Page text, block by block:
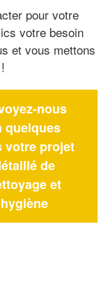
pour votre
votre besoin
et vous mettons
nous
quelques
votre projet
de
et
hygiène